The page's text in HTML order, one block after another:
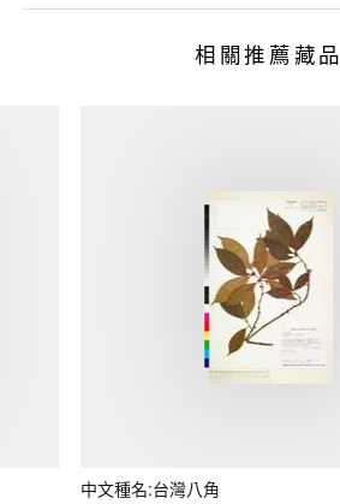
相關推薦藏品
中文種名:台灣八角